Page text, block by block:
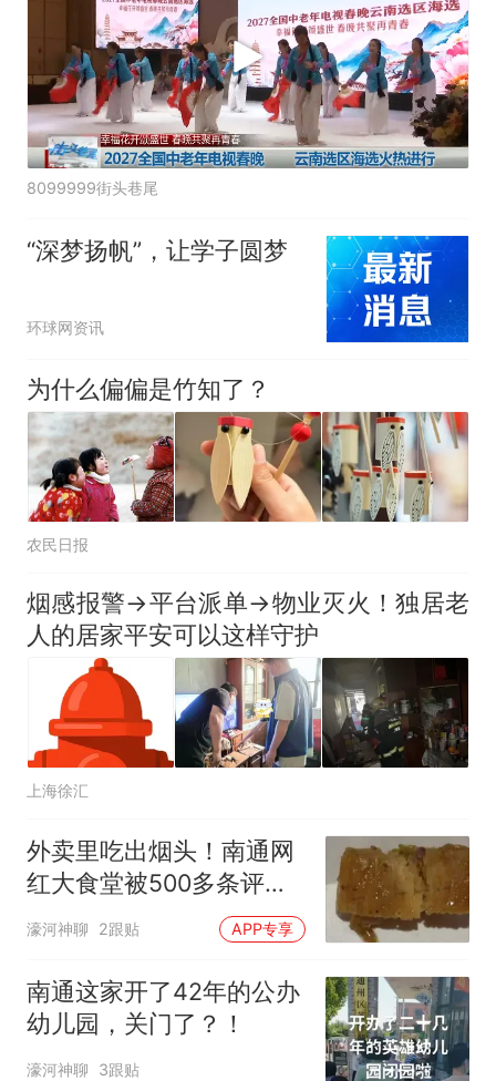
8099999街头巷尾
“深梦扬帆”，让学子圆梦
环球网资讯
为什么偏偏是竹知了？
农民日报
烟感报警→平台派单→物业灭火！独居老
人的居家平安可以这样守护
上海徐汇
外卖里吃出烟头！南通网
红大食堂被500多条评论
彻底曝光
濠河神聊 2跟贴 APP专享
南通这家开了42年的公办
幼儿园，关门了？！
濠河神聊 3跟贴